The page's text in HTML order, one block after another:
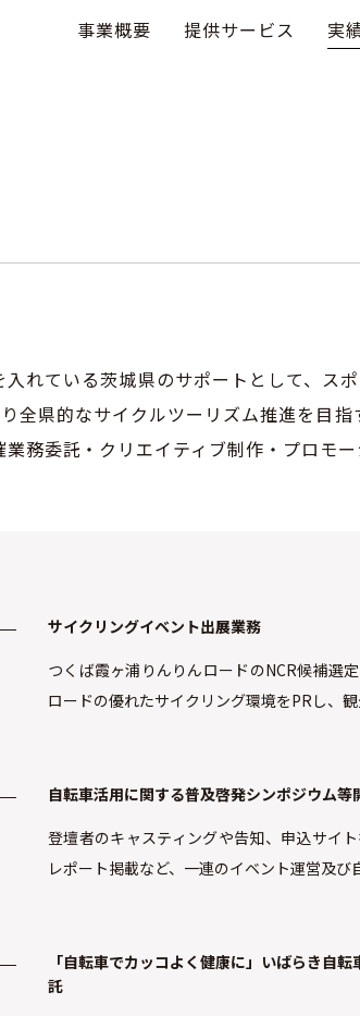
事業概要 提供サービス 実
入れている茨城県のサポートとして、ス
全県的なサイクルツーリズム推進を目指
務委託・クリエイティブ制作・プロモー
サイクリングイベント出展業務
つくば霞ヶ浦りんりんロードのNCR候補選
ロードの優れたサイクリング環境をPRし、観
自転車活用に関する普及啓発シンポジウム等
登壇者のキャスティングや告知、申込サイ
レポート掲載など、一連のイベント運営及び
「自転車でカッコよく健康に」いばらき自
託